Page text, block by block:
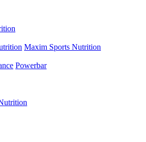
Maxim Sports Nutrition
Powerbar